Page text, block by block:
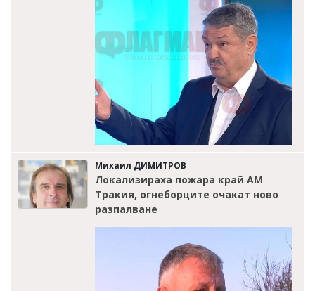
Михаил ДИМИТРОВ
Локализираха пожара край АМ
Тракия, огнеборците очакат ново
разпалване